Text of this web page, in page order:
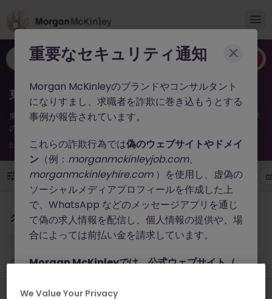
職種やキーワードなど
東京のIT・テクノロジー新着求人（2026年）
東京のIT・テクノロジーの求人ならMorgan McKinley。2026年の業界
の注目求人を押さえて、キャリアを次のステージへ。
54件の求人があります
勤務地 雇用形態 年収 職種
【グローバルテック企業】テクニカルプロダクトマーケター／テ
クニカルライター（バイリンガル優遇・派遣）
東京 有期雇用 時給 3000円～3500円
新着 4 時間前
【日系グローバルIT】シニアプロダクトマネージャー｜大規模決
重要なセキュリティ通知
Morgan McKinleyのブランドやコンサルタント
になりすまし、求職者を詐欺に巻き込もうとする
事例が報告されています。
これらの詐欺行為では偽のウェブサイトやドメイ
ン （例： morganmckinleyjob.com、
morganmckinleyhire.com）を使用し、虚偽の
ソーシャルメディアプロフィールを作成した上
で、WhatsApp などのメッセージアプリを通じ
て偽の求人情報を配信し、個人情報の提供や、場
合によっては前払い金を請求しています。
Morgan McKinleyでは、公式ウェブサイト（
連絡手段（@morganmckinley.comで終わる
We Value Your Privacy